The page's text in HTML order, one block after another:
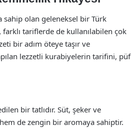
sahip olan geleneksel bir Türk
farklı tariflerde de kullanılabilen çok
bir adım öteye taşır ve
lezzetli kurabiyelerin tarifini, püf
bir tatlıdır. Süt, şeker ve
de zengin bir aromaya sahiptir.